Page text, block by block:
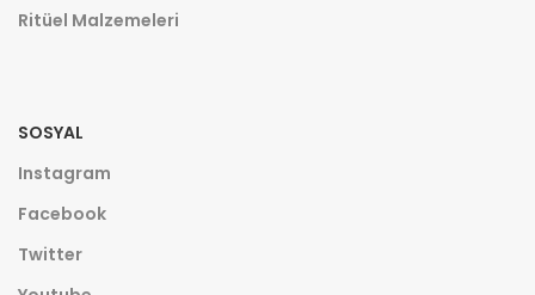
Ritüel Malzemeleri
SOSYAL
Instagram
Facebook
Twitter